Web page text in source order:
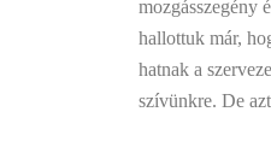
mozgásszegény
hallottuk már,
hatnak a
szívünkre. De